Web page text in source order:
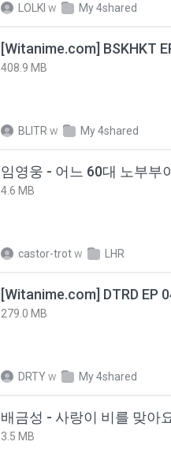
LOLKI w My 4shared
[Witanime.com] BSKHKT
408.9 MB
BLITR w My 4shared
임영웅 - 어느 60대 노부부
4.6 MB
castor-trotw LHR
[Witanime.com] DTRD EP
279.0 MB
DRTYw My 4shared
배금성 - 사랑이 비를 맞아
3.5 MB